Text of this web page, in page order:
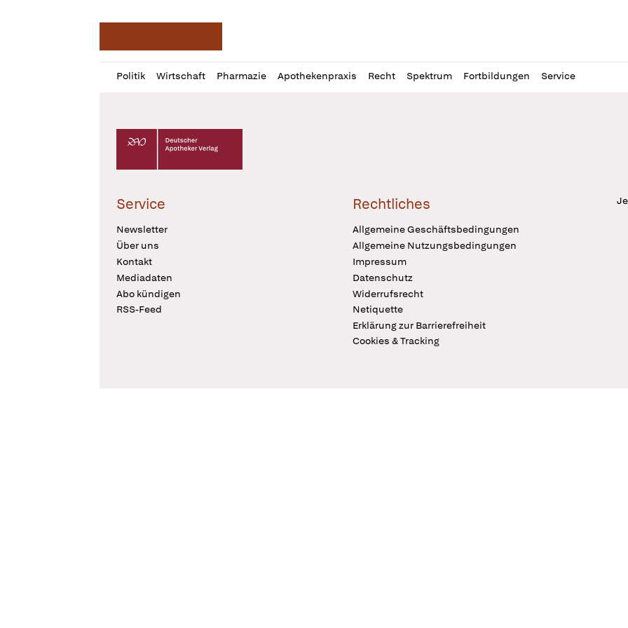
Politik Wirtschaft Pharmazie Apothekenpraxis Recht Spektrum Fortbildungen Service
Profil
öffnen
Daz
Pur
Deutscher Apotheker Verlag Logo
Service
Newsletter
Über uns
Kontakt
Mediadaten
Abo kündigen
RSS-Feed
Rechtliches
Allgemeine Geschäftsbedingungen
Allgemeine Nutzungsbedingungen
Impressum
Datenschutz
Widerrufsrecht
Netiquette
Erklärung zur Barrierefreiheit
Cookies & Tracking